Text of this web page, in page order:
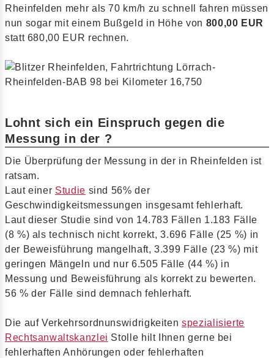
Rheinfelden mehr als 70 km/h zu schnell fahren müssen
nun sogar mit einem Bußgeld in Höhe von 800,00 EUR
statt 680,00 EUR rechnen.
Lohnt sich ein Einspruch gegen die
Messung in der ?
Die Überprüfung der Messung in der in Rheinfelden ist
ratsam.
Laut einer Studie sind 56% der
Geschwindigkeitsmessungen insgesamt fehlerhaft.
Laut dieser Studie sind von 14.783 Fällen 1.183 Fälle
(8 %) als technisch nicht korrekt, 3.696 Fälle (25 %) in
der Beweisführung mangelhaft, 3.399 Fälle (23 %) mit
geringen Mängeln und nur 6.505 Fälle (44 %) in
Messung und Beweisführung als korrekt zu bewerten.
56 % der Fälle sind demnach fehlerhaft.
Die auf Verkehrsordnunswidrigkeitenspezialisierte
Rechtsanwaltskanzlei Stolle hilt Ihnen gerne bei
fehlerhaften Anhörungen oder fehlerhaften